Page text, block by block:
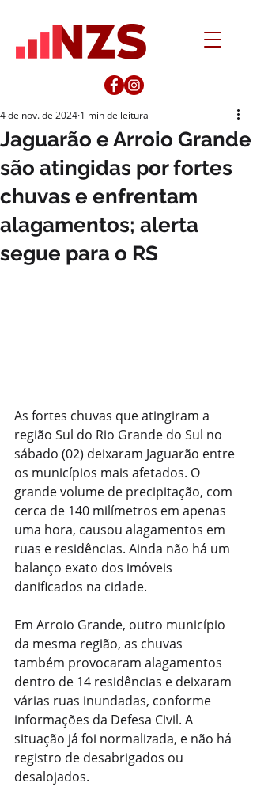
Jaguarão e Arroio Grande
são atingidas por fortes
chuvas e enfrentam
alagamentos; alerta
segue para o RS
4 de nov. de 2024 1 min de leitura
As fortes chuvas que atingiram a
região Sul do Rio Grande do Sul no
sábado (02) deixaram Jaguarão entre
os municípios mais afetados. O
grande volume de precipitação, com
cerca de 140 milímetros em apenas
uma hora, causou alagamentos em
ruas e residências. Ainda não há um
balanço exato dos imóveis
danificados na cidade.
Em Arroio Grande, outro município
da mesma região, as chuvas
também provocaram alagamentos
dentro de 14 residências e deixaram
várias ruas inundadas, conforme
informações da Defesa Civil. A
situação já foi normalizada, e não há
registro de desabrigados ou
desalojados.